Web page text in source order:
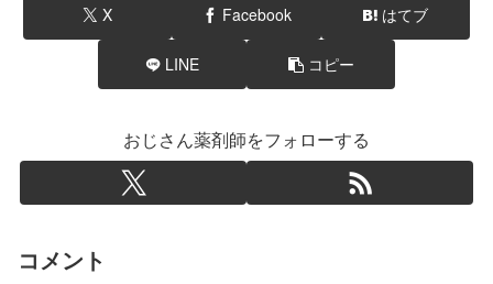
X Facebook はてブ
LINE コピー
おじさん薬剤師をフォローする
コメント